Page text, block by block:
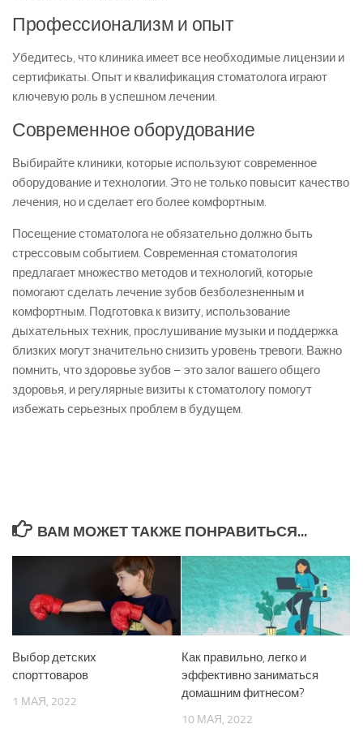
Профессионализм и опыт
Убедитесь, что клиника имеет все необходимые лицензии и
сертификаты. Опыт и квалификация стоматолога играют
ключевую роль в успешном лечении.
Современное оборудование
Выбирайте клиники, которые используют современное
оборудование и технологии. Это не только повысит качество
лечения, но и сделает его более комфортным.
Посещение стоматолога не обязательно должно быть
стрессовым событием. Современная стоматология
предлагает множество методов и технологий, которые
помогают сделать лечение зубов безболезненным и
комфортным. Подготовка к визиту, использование
дыхательных техник, прослушивание музыки и поддержка
близких могут значительно снизить уровень тревоги. Важно
помнить, что здоровье зубов – это залог вашего общего
здоровья, и регулярные визиты к стоматологу помогут
избежать серьезных проблем в будущем.
ВАМ МОЖЕТ ТАКЖЕ ПОНРАВИТЬСЯ...
Выбор детских
спорттоваров
1 МАЯ, 2022
Как правильно, легко и
эффективно заниматься
домашним фитнесом?
10 МАЯ, 2022